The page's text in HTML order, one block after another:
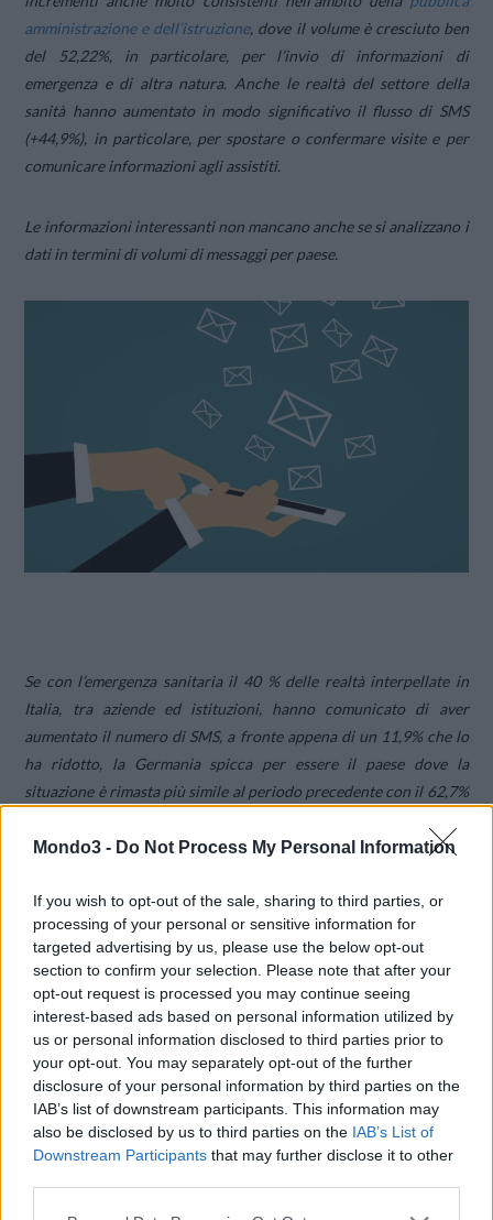
Mondo3 - Do Not Process My Personal Information
If you wish to opt-out of the sale, sharing to third parties, or
processing of your personal or sensitive information for
targeted advertising by us, please use the below opt-out
section to confirm your selection. Please note that after your
opt-out request is processed you may continue seeing
interest-based ads based on personal information utilized by
us or personal information disclosed to third parties prior to
your opt-out. You may separately opt-out of the further
disclosure of your personal information by third parties on the
IAB’s list of downstream participants. This information may
also be disclosed by us to third parties on the IAB’s List of
Downstream Participants that may further disclose it to other
amministrazione e dell’istruzione, dove il volume è cresciuto ben
del 52,22%, in particolare, per l’invio di informazioni di
emergenza e di altra natura. Anche le realtà del settore della
sanità hanno aumentato in modo significativo il flusso di SMS
(+44,9%), in particolare, per spostare o confermare visite e per
comunicare informazioni agli assistiti.
Le informazioni interessanti non mancano anche se si analizzano i
dati in termini di volumi di messaggi per paese.
Se con l’emergenza sanitaria il 40 % delle realtà interpellate in
Italia, tra aziende ed istituzioni, hanno comunicato di aver
aumentato il numero di SMS, a fronte appena di un 11,9% che lo
ha ridotto, la Germania spicca per essere il paese dove la
situazione è rimasta più simile al periodo precedente con il 62,7%
mentre la Spagna si distingue per essere la nazione dove i volumi
“Le variazioni nei flussi di SMS, considerando che l’utilizzo di
questo canale per le comunicazioni relative alla sfera privata è
ormai giunto a livelli trascurabili, può essere ritenuto un
indicatore sufficientemente attendibile per comprendere
l’impatto dell’emergenza sanitaria nei diversi mercati”,
dichiarato Francesca Quagliata, Digital Marketing Strategist di
Skebby, che ha poi proseguito.